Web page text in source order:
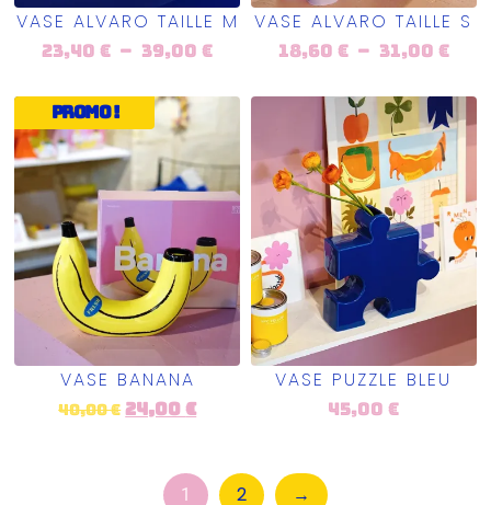
VASE ALVARO TAILLE M
23,40€ – 39,00€
VASE ALVARO TAILLE S
18,60 € – 31,00 €
Promo !
VASE BANANA
40,00€ 24,00€
VASE PUZZLE BLEU
45,00€
1 2 →